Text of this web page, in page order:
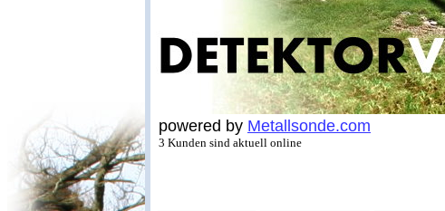
powered by Metallsonde.com
3 Kunden sind aktuell online